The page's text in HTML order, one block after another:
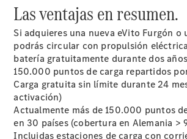
Mercedes-
Las ventajas en resumen.
Si adquieres una nueva eVito Furgón o
podrás circular con propulsión
batería gratuitamente durante dos
150.000 puntos de carga repartidos
Carga gratuita sin límite durante 24
activación)
Actualmente más de 150.000 puntos
en 30 países (cobertura en Alemania >
Incluidas estaciones de carga con